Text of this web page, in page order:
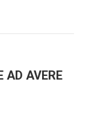
AD AVERE